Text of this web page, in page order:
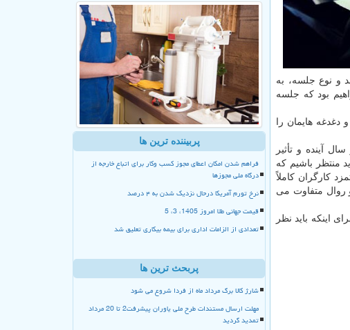
و نوع جلسه، به
بود كه جلسه
هایمان را
حقوق كارمندان در سال آینده و تأثیر
منتظر باشیم كه
كارگران كاملاً
روال متفاوت می
اینكه باید نظر
پربیننده ترین ها
فراهم شدن امکان اعطای مجوز کسب وکار برای اتباع خارجه از
درگاه ملی مجوزها
نرخ تورم آمریکا درحال نزدیک شدن به ۴ درصد
قیمت جهانی طلا امروز 1405، 3، 5
تعدادی از الزامات اداری برای بیمه بیکاری تعلیق شد
پربحث ترین ها
شارژ کالا برگ مرداد ماه از فردا شروع می شود
مهلت ارسال مستندات طرح ملی یاوران پیشرفت2 تا 20 مرداد
تمدید گردید